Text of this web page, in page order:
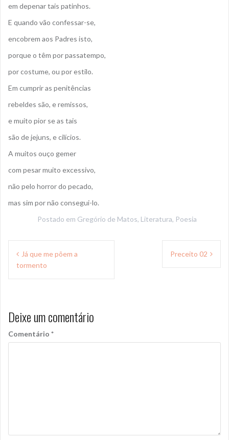
em depenar tais patinhos.
E quando vão confessar-se,
encobrem aos Padres isto,
porque o têm por passatempo,
por costume, ou por estilo.
Em cumprir as penitências
rebeldes são, e remissos,
e muito pior se as tais
são de jejuns, e cilícios.
A muitos ouço gemer
com pesar muito excessivo,
não pelo horror do pecado,
mas sim por não consegui-lo.
Postado em Gregório de Matos, Literatura, Poesia
Navegação
de Já que me põem a
tormento
Preceito 02
Deixe um comentário
Comentário *